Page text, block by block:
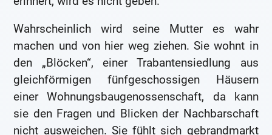
Wahrscheinlich wird seine Mutter es wahr
machen und von hier weg ziehen. Sie wohnt in
den „Blöcken“, einer Trabantensiedlung aus
gleichförmigen fünfgeschossigen Häusern
einer Wohnungsbaugenossenschaft, da kann
sie den Fragen und Blicken der Nachbarschaft
nicht ausweichen. Sie fühlt sich gebrandmarkt